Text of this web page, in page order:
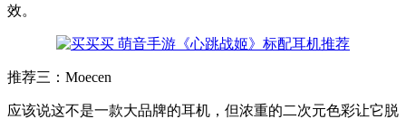
效。
推荐三：Moecen
应该说这不是一款大品牌的耳机，但浓重的二次元色彩让它脱